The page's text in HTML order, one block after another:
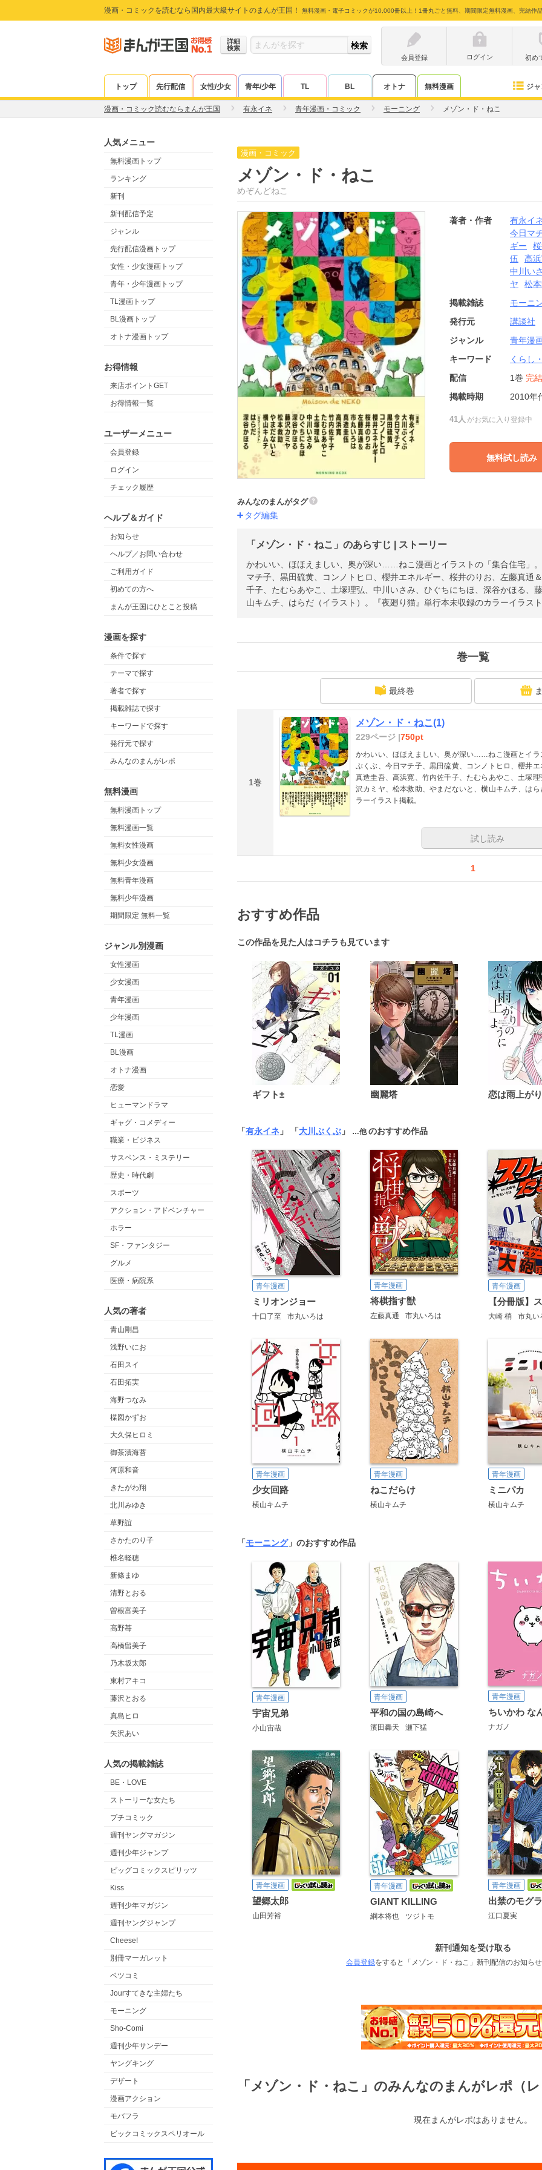
漫画・コミックを読むなら国内最大級サイトのまんが王国！ 無料漫画・電子コミックが10,000冊以上！1冊丸ごと無料、期間限定無料漫画、完結作
詳細
検索
会員登録
ログイン 初め
トップ 先行配信 女性/少女 青年/少年 TL BL オトナ 無料漫画 ジ
漫画・コミック読むならまんが王国 有永イネ 青年漫画・コミック モーニング メゾン・ド・ねこ
人気メニュー
無料漫画トップ
ランキング
新刊
新刊配信予定
ジャンル
先行配信漫画トップ
女性・少女漫画トップ
青年・少年漫画トップ
TL漫画トップ
BL漫画トップ
オトナ漫画トップ
お得情報
来店ポイントGET
お得情報一覧
ユーザーメニュー
会員登録
ログイン
チェック履歴
ヘルプ＆ガイド
お知らせ
ヘルプ／お問い合わせ
ご利用ガイド
初めての方へ
まんが王国にひとこと投稿
漫画を探す
条件で探す
テーマで探す
著者で探す
掲載雑誌で探す
キーワードで探す
発行元で探す
みんなのまんがレポ
無料漫画
無料漫画トップ
無料漫画一覧
無料女性漫画
無料少女漫画
無料青年漫画
無料少年漫画
期間限定 無料一覧
ジャンル別漫画
女性漫画
少女漫画
青年漫画
少年漫画
TL漫画
BL漫画
オトナ漫画
恋愛
ヒューマンドラマ
ギャグ・コメディー
職業・ビジネス
サスペンス・ミステリー
歴史・時代劇
スポーツ
アクション・アドベンチャー
ホラー
SF・ファンタジー
グルメ
医療・病院系
人気の著者
青山剛昌
浅野いにお
石田スイ
石田拓実
海野つなみ
楳図かずお
大久保ヒロミ
御茶漬海苔
河原和音
きたがわ翔
北川みゆき
草野誼
さかたのり子
椎名軽穂
新條まゆ
清野とおる
曽根富美子
高野苺
高橋留美子
乃木坂太郎
東村アキコ
藤沢とおる
真島ヒロ
矢沢あい
人気の掲載雑誌
BE・LOVE
ストーリーな女たち
プチコミック
週刊ヤングマガジン
週刊少年ジャンプ
ビッグコミックスピリッツ
Kiss
週刊少年マガジン
週刊ヤングジャンプ
Cheese!
別冊マーガレット
ベツコミ
Jourすてきな主婦たち
モーニング
Sho-Comi
週刊少年サンデー
ヤングキング
デザート
漫画アクション
モバフラ
ビックコミックスペリオール
漫画・コミック
メゾン・ド・ねこ
めぞんどねこ
著者・作者
有永イ
今日マ
ギー
伍
高
中川い
ヤ
松
掲載雑誌
モーニ
発行元
講談社
ジャンル
青年漫
キーワード
くらし
配信
1巻 完結
掲載時期
2010年
41人 がお気に入り登録中
無料試し読み
みんなのまんがタグ
タグ編集
「メゾン・ド・ねこ」のあらすじ | ストーリー
かわいい、ほほえましい、奥が深い……ねこ漫画とイラストの「集合住宅」
マチ子、黒田硫黄、コンノトヒロ、櫻井エネルギー、桜井のりお、左藤真通
千子、たむらあやこ、土塚理弘、中川いさみ、ひぐちにちほ、深谷かほる、
山キムチ、はらだ（イラスト）。『夜廻り猫』単行本未収録のカラーイラス
巻一覧
最終巻
1巻
メゾン・ド・ねこ(1)
229ページ |750pt
かわいい、ほほえましい、奥が深い……ねこ漫画とイ
ぶくぶ、今日マチ子、黒田硫黄、コンノトヒロ、櫻井
真造圭吾、高浜寛、竹内佐千子、たむらあやこ、土塚
沢カミヤ、松本救助、やまだないと、横山キムチ、は
ラーイラスト掲載。
試し読み
1
おすすめ作品
この作品を見た人はコチラも見ています
ギフト± 幽麗塔
「有永イネ 」 「大川ぶくぶ 」 …他のおすすめ作品
青年漫画
ミリオンジョー
十口了至 市丸いろは
青年漫画
将棋指す獣
左藤真通 市丸いろは
青年漫画
大崎 梢 市丸い
青年漫画
少女回路
横山キムチ
青年漫画
ねこだらけ
横山キムチ
青年漫画
ミニパカ
横山キムチ
「モーニング」のおすすめ作品
青年漫画
宇宙兄弟
小山宙哉
青年漫画
平和の国の島崎へ
濱田轟天 瀬下猛
青年漫画
ナガノ
青年漫画
望郷太郎
山田芳裕
青年漫画
GIANT KILLING
綱本将也 ツジトモ
青年漫画
出禁のモグラ
江口夏実
新刊通知を受け取る
会員登録をすると「メゾン・ド・ねこ」新刊配信のお知ら
「メゾン・ド・ねこ」のみんなのまんがレポ（
現在まんがレポはありません。